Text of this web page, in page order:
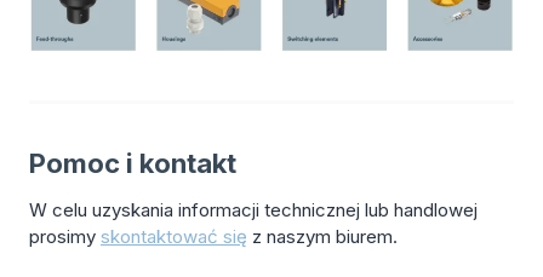
Pomoc i kontakt
W celu uzyskania informacji technicznej lub handlowej
prosimy skontaktować się z naszym biurem.